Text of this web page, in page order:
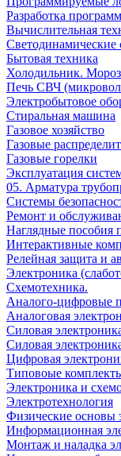
Разработка
Вычислительная
Светодинамические
Бытовая техника
Холодильник.
Печь СВЧ
Электробытовое
Стиральная машина
Газовое хозяйство
Газовые
Газовые горелки
Эксплуатация
05. Арматура
Системы
Ремонт и
Наглядные пособия
Интерактивные
Релейная защита и
Электроника
Схемотехника.
Аналого-цифровые
Аналоговая
Cиловая
Cиловая
Цифровая
Типовоые
Электроника и
Электротехнология
Физические основы
Информационная
Монтаж и наладка